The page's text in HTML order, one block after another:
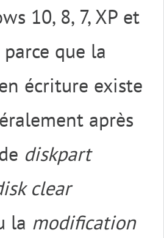
10, 8, 7, XP et
parce que la
écriture existe
après
diskpart
clear
la modification